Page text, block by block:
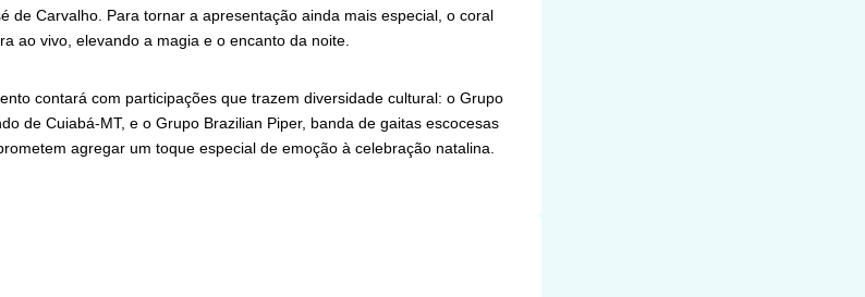
de Carvalho. Para tornar a apresentação ainda mais especial, o coral
ao vivo, elevando a magia e o encanto da noite.
contará com participações que trazem diversidade cultural: o Grupo
de Cuiabá-MT, e o Grupo Brazilian Piper, banda de gaitas escocesas
agregar um toque especial de emoção à celebração natalina.